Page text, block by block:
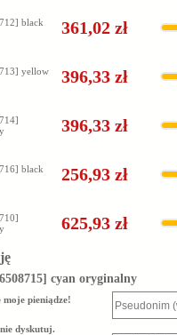
black
361,02 zł
yellow
396,33 zł
396,33 zł
black
256,93 zł
625,93 zł
cyan oryginalny
moje pieniądze!
dyskutuj.